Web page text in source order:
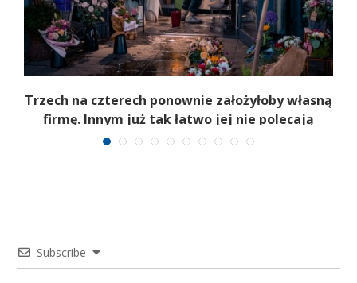
Trzech na czterech ponownie założyłoby własną
firmę. Innym już tak łatwo jej nie polecają
Subscribe